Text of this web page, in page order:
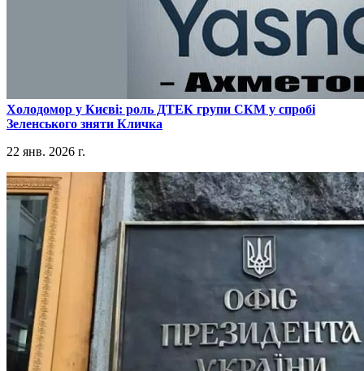
​Холодомор у Києві: роль ДТЕК групи СКМ у спробі
Зеленського зняти Кличка
22 янв. 2026 г.